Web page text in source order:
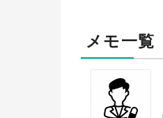
メモ一覧